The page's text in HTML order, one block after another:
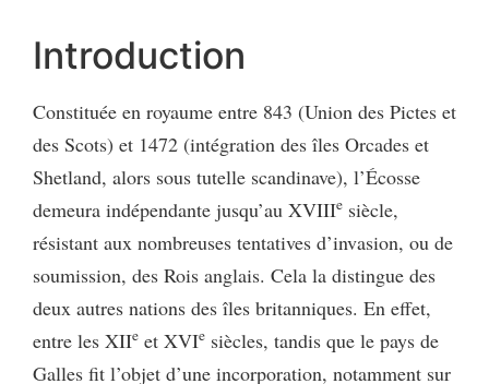
Introduction
Constituée en royaume entre 843 (Union des Pictes et
des Scots) et 1472 (intégration des îles Orcades et
Shetland, alors sous tutelle scandinave), l’Écosse
demeura indépendante jusqu’au XVIIIe siècle,
résistant aux nombreuses tentatives d’invasion, ou de
soumission, des Rois anglais. Cela la distingue des
deux autres nations des îles britanniques. En effet,
entre les XIIe et XVIe siècles, tandis que le pays de
Galles fit l’objet d’une incorporation, notamment sur